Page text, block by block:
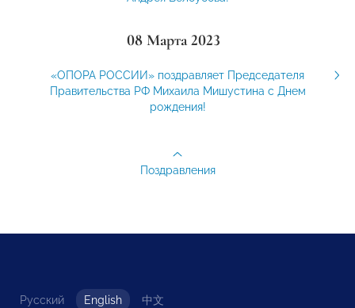
08 Марта 2023
«ОПОРА РОССИИ» поздравляет Председателя
Правительства РФ Михаила Мишустина с Днем
рождения!
Поздравления
Русский English 中文